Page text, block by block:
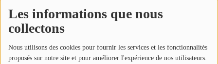
Les informations que nous
collectons
Nous utilisons des cookies pour fournir les services et les fonctionnalités
proposés sur notre site et pour améliorer l'expérience de nos utilisateurs.
LES JEUX
JEUX CONCOURS
07 août 2026 - 07:00